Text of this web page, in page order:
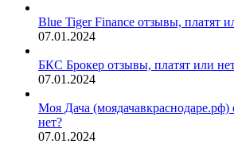
Blue Tiger Finance отзывы, платят
07.01.2024
БКС Брокер отзывы, платят или
07.01.2024
Моя Дача (моядачавкраснодаре.рф)
нет?
07.01.2024